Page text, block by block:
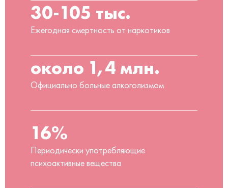
30-105 тыс.
Ежегодная смертность от наркотиков
около 1,4 млн.
Официально больные алкоголизмом
16%
Периодически употребляющие
психоактивные вещества